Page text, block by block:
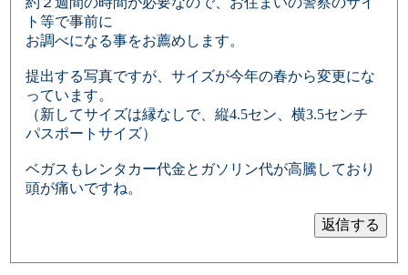
ト等で事前に
お調べになる事をお薦めします。
提出する写真ですが、サイズが今年の春から変更にな
っています。
（新してサイズは縁なしで、縦4.5セン、横3.5センチ
パスポートサイズ）
ベガスもレンタカー代金とガソリン代が高騰しており
頭が痛いですね。